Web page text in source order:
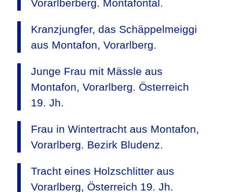
Vorarlberberg. Montafontal.
Kranzjungfer, das Schäppelmeiggi
aus Montafon, Vorarlberg.
Junge Frau mit Mässle aus
Montafon, Vorarlberg. Österreich
19. Jh.
Frau in Wintertracht aus Montafon,
Vorarlberg. Bezirk Bludenz.
Tracht eines Holzschlitter aus
Vorarlberg, Österreich 19. Jh.